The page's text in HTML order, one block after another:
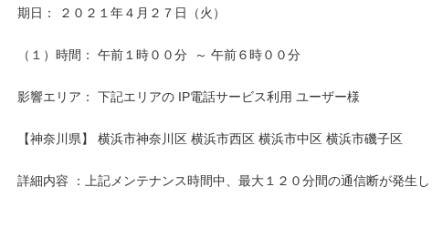
期日： ２０２１年４月２７日（火）
（１）時間： 午前１時００分  ～ 午前６時００分
影響エリア： 下記エリアの IP電話サービス利用 ユーザー様
【神奈川県】 横浜市神奈川区 横浜市西区 横浜市中区 横浜市磯子区
詳細内容 ：上記メンテナンス時間中、最大１２０分間の通信断が発生